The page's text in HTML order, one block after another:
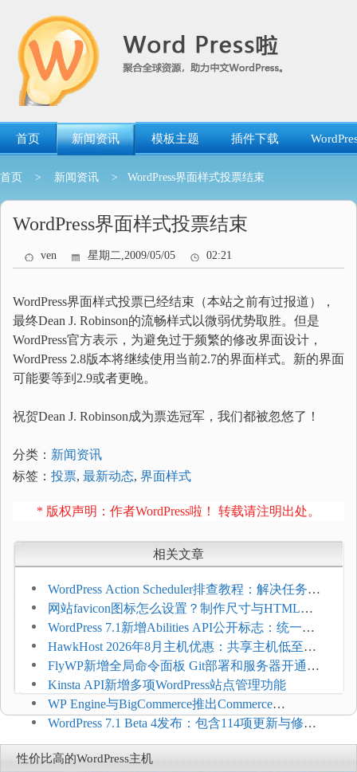
首页 新闻资讯 模板主题 插件下载
首页 > 新闻资讯 > WordPress界面样式投票结束
WordPress界面样式投票结束
ven 星期二,2009/05/05 02:21
WordPress界面样式投票已经结束（本站之前有过报道），
最终Dean J. Robinson的流畅样式以微弱优势取胜。但是
WordPress官方表示，为避免过于频繁的修改界面设计，
WordPress 2.8版本将继续使用当前2.7的界面样式。新的界面
可能要等到2.9或者更晚。
祝贺Dean J. Robinson成为票选冠军，我们都被忽悠了！
分类： 新闻资讯
标签： 投票, 最新动态, 界面样式
* 版权声明：作者WordPress啦！ 转载请注明出处。
相关文章
WordPress Action Scheduler排查教程：解决任务积
压和订单延迟
网站favicon图标怎么设置？制作尺寸与HTML添
加方法
WordPress 7.1新增Abilities API公开标志：统一支
持REST API、MCP与AI代理
HawkHost 2026年8月主机优惠：共享主机低至
$2.61/月，高性能主机同步折扣
FlyWP新增全局命令面板 Git部署和服务器开通更
方便
Kinsta API新增多项WordPress站点管理功能
WP Engine与BigCommerce推出Commerce
Connect：WordPress商店可保留前台体验并扩展电
商能力
WordPress 7.1 Beta 4发布：包含114项更新与修
复，仅建议在测试环境体验
性价比高的WordPress主机